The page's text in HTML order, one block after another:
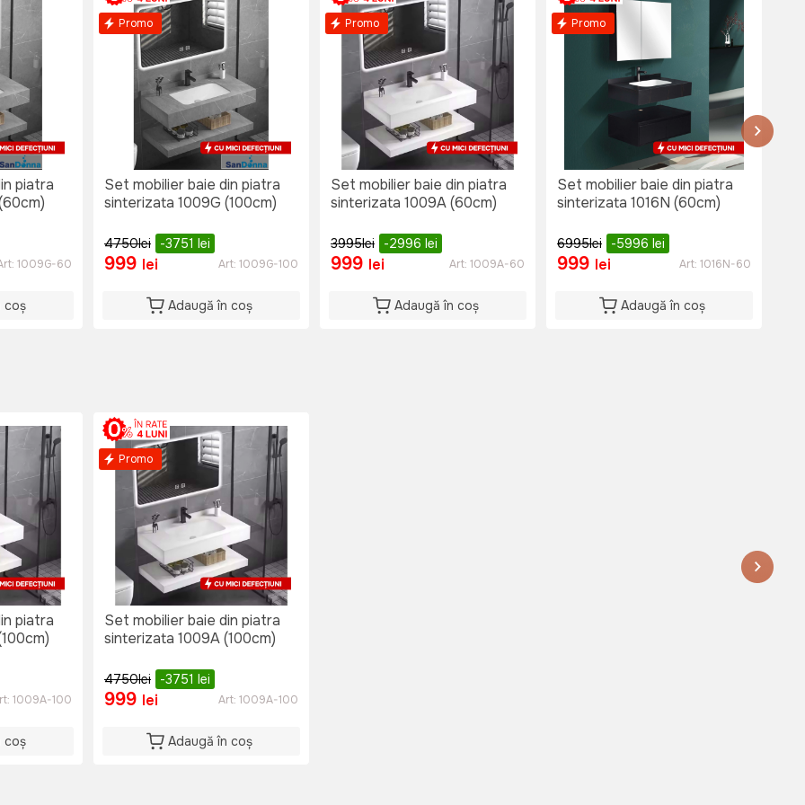
piatra
1009G-60
coș
Promo
Set mobilier baie din piatra
sinterizata 1009G (100cm)
4750lei -3751 lei
999 lei Art: 1009G-100
Adaugă în coș
Promo
Set mobilier baie din piatra
sinterizata 1009A (60cm)
3995lei -2996 lei
999 lei Art: 1009A-60
Adaugă în coș
Promo
Set mobilier baie din piatra
sinterizata 1016N (60cm)
6995lei -5996 lei
999 lei Art: 1016N-60
Adaugă în coș
piatra
1009A-100
coș
Promo
Set mobilier baie din piatra
sinterizata 1009A (100cm)
4750lei -3751 lei
999 lei Art: 1009A-100
Adaugă în coș